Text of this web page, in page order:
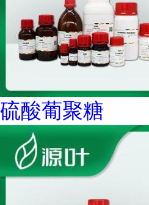
硫酸葡聚糖